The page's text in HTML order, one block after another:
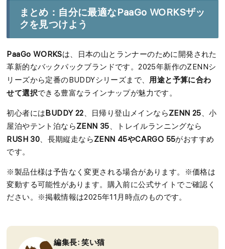
まとめ：自分に最適なPaaGo WORKSザッ
クを見つけよう
PaaGo WORKSは、日本の山とランナーのために開発された
革新的なバックパックブランドです。2025年新作のZENNシ
リーズから定番のBUDDYシリーズまで、 用途と予算に合わ
せて選択できる豊富なラインナップが魅力です。
初心者には BUDDY 22、日帰り登山メインならZENN 25、小
屋泊やテント泊ならZENN 35、トレイルランニングなら
RUSH 30、長期縦走ならZENN 45やCARGO 55がおすすめ
です。
※製品仕様は予告なく変更される場合があります。※価格は
変動する可能性があります。購入前に公式サイトでご確認く
ださい。※掲載情報は2025年11月時点のものです。
編集長: 笑い猫